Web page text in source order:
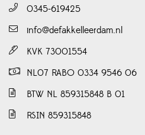
0345-619425
info@defakkelleerdam.nl
KVK 73001554
NL07 RABO 0334 9546 06
BTW NL 859315848 B 01
RSIN 859315848